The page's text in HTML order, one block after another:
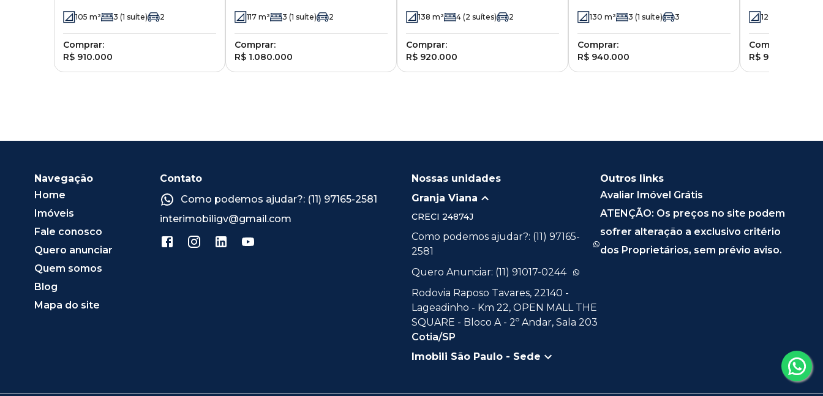
Cotia - SP
105 m² 3 (1 suíte) 2
Comprar:
R$ 910.000
117 m² 3 (1 suíte) 2
Comprar:
R$ 1.080.000
138 m² 4 (2 suítes) 2
Comprar:
R$ 920.000
130 m² 3 (1 suíte) 3
Comprar:
R$ 940.000
120
Comprar:
R$ 970.000
Navegação
Home
Imóveis
Fale conosco
Quero anunciar
Quem somos
Blog
Mapa do site
Contato
Como podemos ajudar?: (11) 97165-2581
interimobiligv@gmail.com
Nossas unidades
Granja Viana
CRECI 24874J
Como podemos ajudar?: (11) 97165-
2581
Quero Anunciar: (11) 91017-0244
Rodovia Raposo Tavares, 22140 -
Lageadinho - Km 22, OPEN MALL THE
SQUARE - Bloco A - 2º Andar, Sala 203
Cotia/SP
Imobili São Paulo - Sede
Outros links
Avaliar Imóvel Grátis
ATENÇÃO: Os preços no site podem
sofrer alteração a exclusivo critério
dos Proprietários, sem prévio aviso.